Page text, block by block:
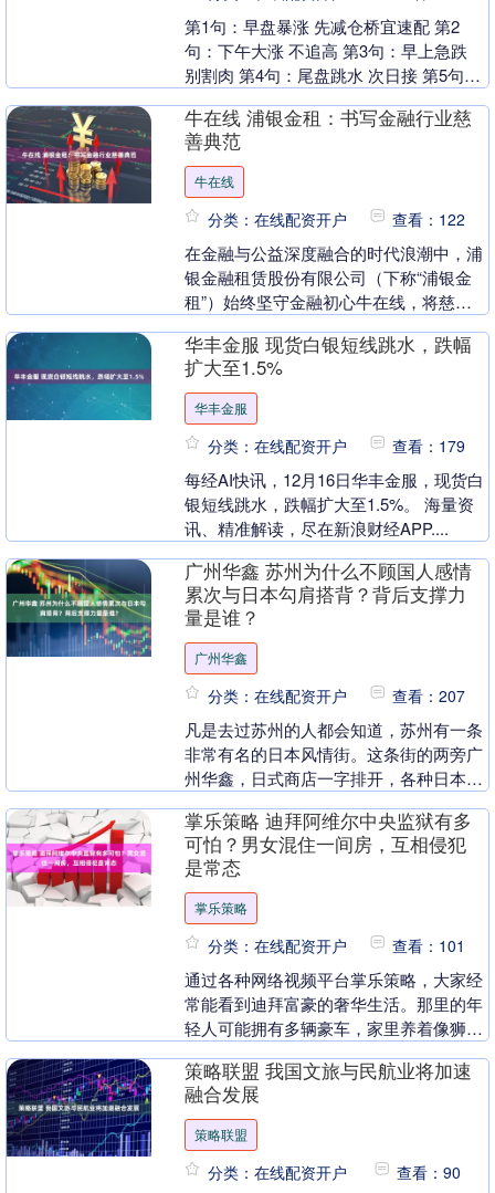
第1句：早盘暴涨 先减仓桥宜速配 第2
句：下午大涨 不追高 第3句：早上急跌
别割肉 第4句：尾盘跳水 次日接 第5句：
落....
牛在线 浦银金租：书写金融行业慈
善典范
牛在线
分类：在线配资开户 查看：122
在金融与公益深度融合的时代浪潮中，浦
银金融租赁股份有限公司（下称“浦银金
租”）始终坚守金融初心牛在线，将慈善
华丰金服 现货白银短线跳水，跌幅
扩大至1.5%
华丰金服
分类：在线配资开户 查看：179
每经AI快讯，12月16日华丰金服，现货白
银短线跳水，跌幅扩大至1.5%。 海量资
讯、精准解读，尽在新浪财经APP....
广州华鑫 苏州为什么不顾国人感情
累次与日本勾肩搭背？背后支撑力
量是谁？
广州华鑫
分类：在线配资开户 查看：207
凡是去过苏州的人都会知道，苏州有一条
非常有名的日本风情街。这条街的两旁广
州华鑫，日式商店一字排开，各种日本料
乎完全按照日本本....
掌乐策略 迪拜阿维尔中央监狱有多
可怕？男女混住一间房，互相侵犯
是常态
掌乐策略
分类：在线配资开户 查看：101
通过各种网络视频平台掌乐策略，大家经
常能看到迪拜富豪的奢华生活。那里的年
轻人可能拥有多辆豪车，家里养着像狮子
到迪拜的乞丐，也....
策略联盟 我国文旅与民航业将加速
融合发展
策略联盟
分类：在线配资开户 查看：90